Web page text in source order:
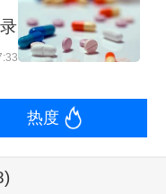
因素
保密”，首先需
热度